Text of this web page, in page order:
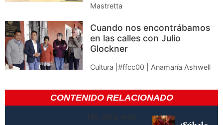
Mastretta
Cuando nos encontrábamos
en las calles con Julio
Glockner
Cultura |#ffcc00 | Anamaría Ashwell
CONTENIDO RELACIONADO
No data was